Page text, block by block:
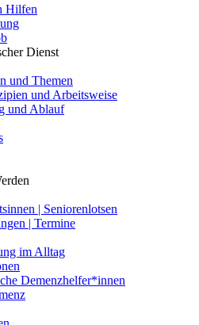
Hilfen
Dienst
und Themen
und Arbeitsweise
und Ablauf
| Seniorenlotsen
| Termine
im Alltag
Demenzhelfer*innen